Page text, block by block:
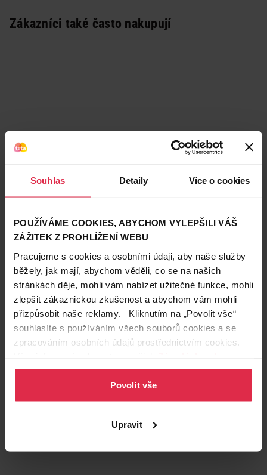
Souhlas Detaily Více o cookies
POUŽÍVÁME COOKIES, ABYCHOM VYLEPŠILI VÁŠ
ZÁŽITEK Z PROHLÍŽENÍ WEBU
Pracujeme s cookies a osobními údaji, aby naše služby
běžely, jak mají, abychom věděli, co se na našich
stránkách děje, mohli vám nabízet užitečné funkce, mohli
zlepšit zákaznickou zkušenost a abychom vám mohli
přizpůsobit naše reklamy. Kliknutím na „Povolit vše“
souhlasíte s používáním všech souborů cookies a se
zpracováním osobních údajů prostřednictvím cookies.
osobních údajů.
Povolit vše
Upravit
Zákazníci také často nakupují
Podobné produkty